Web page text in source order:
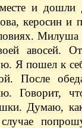
и дошли
керосин и
Милуша
авосей.
Я пошел к
После
Говорит,
Думаю,